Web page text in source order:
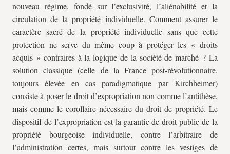
nouveau régime, fondé sur l’exclusivité, l’aliénabilité et la
circulation de la propriété individuelle. Comment assurer le
caractère sacré de la propriété individuelle sans que cette
protection ne serve du même coup à protéger les « droits
acquis » contraires à la logique de la société de marché ? La
solution classique (celle de la France post-révolutionnaire,
toujours élevée en cas paradigmatique par Kirchheimer)
consiste à poser le droit d’expropriation non comme l’antithèse,
mais comme le corollaire nécessaire du droit de propriété. Le
dispositif de l’expropriation est la garantie de droit public de la
propriété bourgeoise individuelle, contre l’arbitraire de
l’administration certes, mais surtout contre les vestiges de